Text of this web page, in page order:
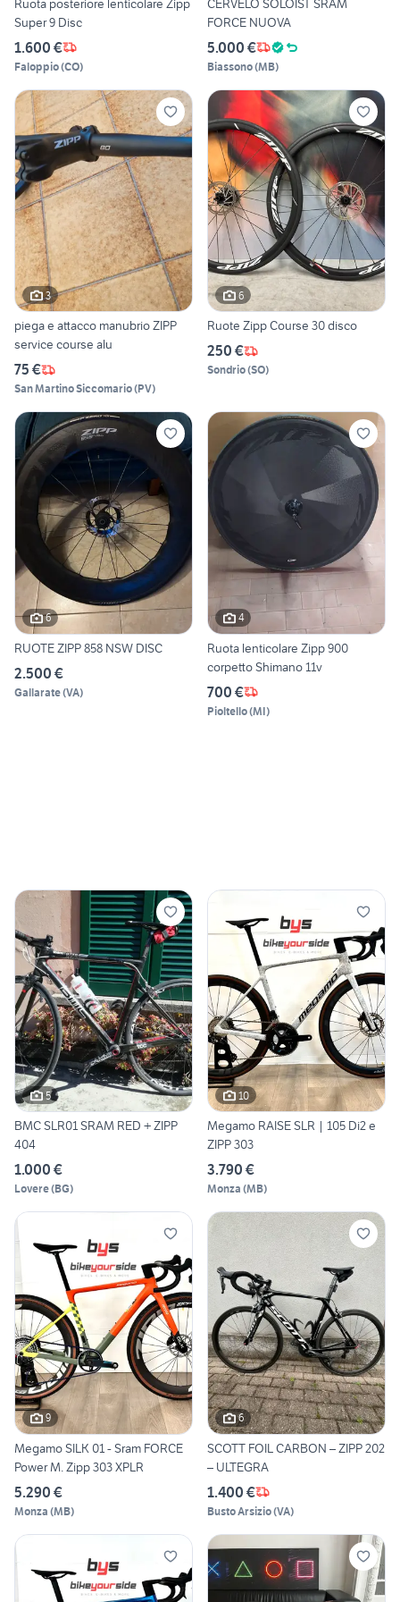
Ruota posteriore lenticolare Zipp
Super 9 Disc
1.600 €
Faloppio(CO)
CERVELO SOLOIST SRAM
FORCE NUOVA
5.000 €
Biassono(MB)
3
piega e attacco manubrio ZIPP
service course alu
75 €
San Martino Siccomario(PV)
6
Ruote Zipp Course 30 disco
250 €
Sondrio(SO)
6
RUOTE ZIPP 858 NSW DISC
2.500 €
Gallarate(VA)
4
Ruota lenticolare Zipp 900
corpetto Shimano 11v
700 €
Pioltello(MI)
5
BMC SLR01 SRAM RED + ZIPP
404
1.000 €
Lovere(BG)
10
Megamo RAISE SLR | 105 Di2 e
ZIPP 303
3.790 €
Monza (MB)
9
Megamo SILK 01 - Sram FORCE
Power M. Zipp 303 XPLR
5.290 €
Monza (MB)
6
SCOTT FOIL CARBON – ZIPP 202
– ULTEGRA
1.400 €
Busto Arsizio(VA)